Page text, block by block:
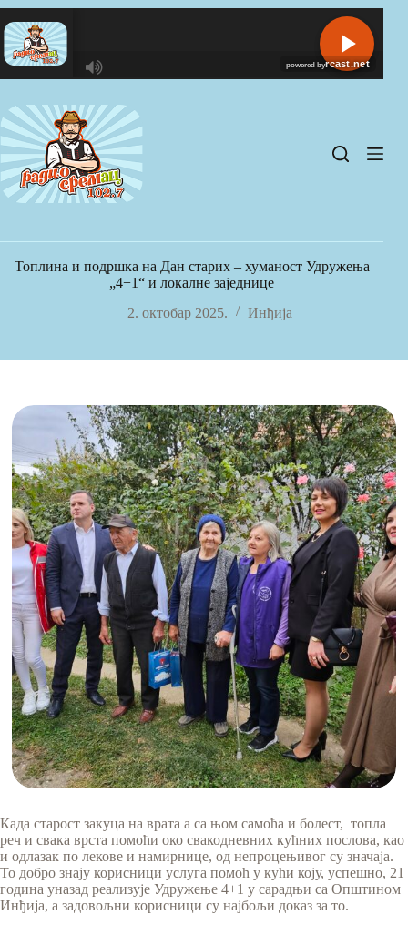
Skip
to
content
C
A
S
T
.
N
Топлина и подршка на Дан старих – хуманост Удружења
„4+1“ и локалне заједнице
2. октобар 2025.
Инђија
Када старост закуца на врата а са њом самоћа и болест, топла
реч и свака врста помоћи око свакодневних кућних послова, као
и одлазак по лекове и намирнице, од непроцењивог су значаја.
То добро знају корисници услуга помоћ у кући коју, успешно, 21
година уназад реализује Удружење 4+1 у сарадњи са Општином
Инђија, а задовољни корисници су најбољи доказ за то.